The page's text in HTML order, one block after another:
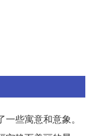
些寓意和意象。